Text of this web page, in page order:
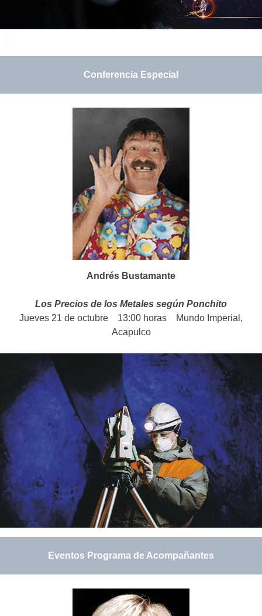
Conferencia Especial
Andrés Bustamante
Los Precios de los Metales según Ponchito
Jueves 21 de octubre 13:00 horas Mundo Imperial,
Acapulco
Eventos Programa de Acompañantes